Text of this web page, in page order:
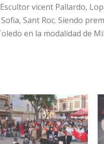
vicent Pallardo,
Sant Roc. Siendo
en la modalidad de